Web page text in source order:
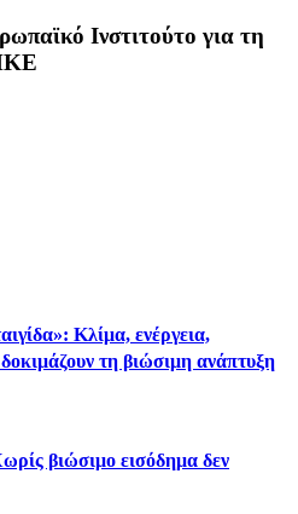
Ινστιτούτο για τη
Κλίμα, ενέργεια,
τη βιώσιμη ανάπτυξη
βιώσιμο εισόδημα δεν